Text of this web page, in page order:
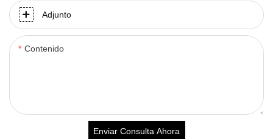
Adjunto
Contenido
Enviar Consulta Ahora